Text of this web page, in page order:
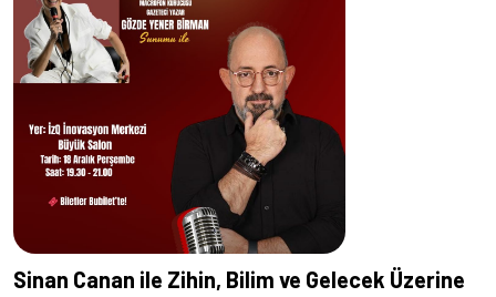
Sinan Canan ile Zihin, Bilim ve Gelecek Üzerine